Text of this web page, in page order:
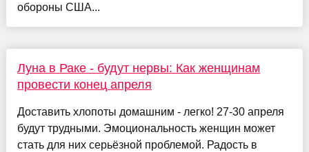
обороны США...
Луна в Раке - будут нервы: Как женщинам
провести конец апреля
Доставить хлопоты домашним - легко! 27-30 апреля
будут трудными. Эмоциональность женщин может
стать для них серьёзной проблемой. Радость в